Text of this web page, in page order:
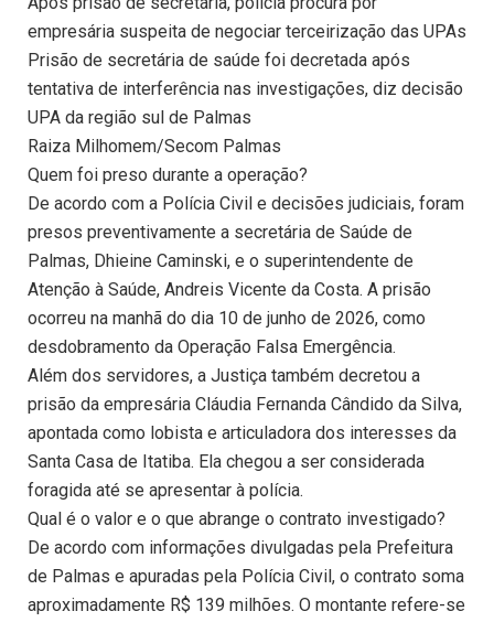
empresária suspeita de negociar terceirização das UPAs
Prisão de secretária de saúde foi decretada após
tentativa de interferência nas investigações, diz decisão
UPA da região sul de Palmas
Raiza Milhomem/Secom Palmas
Quem foi preso durante a operação?
De acordo com a Polícia Civil e decisões judiciais, foram
presos preventivamente a secretária de Saúde de
Palmas, Dhieine Caminski, e o superintendente de
Atenção à Saúde, Andreis Vicente da Costa. A prisão
ocorreu na manhã do dia 10 de junho de 2026, como
desdobramento da Operação Falsa Emergência.
Além dos servidores, a Justiça também decretou a
prisão da empresária Cláudia Fernanda Cândido da Silva,
apontada como lobista e articuladora dos interesses da
Santa Casa de Itatiba. Ela chegou a ser considerada
foragida até se apresentar à polícia.
Qual é o valor e o que abrange o contrato investigado?
De acordo com informações divulgadas pela Prefeitura
de Palmas e apuradas pela Polícia Civil, o contrato soma
aproximadamente R$ 139 milhões. O montante refere-se